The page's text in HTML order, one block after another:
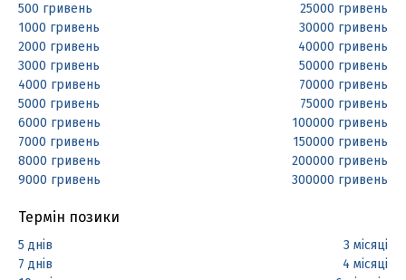
500 гривень
1000 гривень
2000 гривень
3000 гривень
4000 гривень
5000 гривень
6000 гривень
7000 гривень
8000 гривень
9000 гривень
25000 гривень
30000 гривень
40000 гривень
50000 гривень
70000 гривень
75000 гривень
100000 гривень
150000 гривень
200000 гривень
300000 гривень
Термін позики
5 днів
7 днів
3 місяці
4 місяці